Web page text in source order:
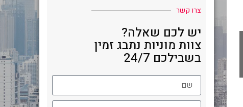
צרו קשר
יש לכם שאלה?
צוות מוניות נתבג זמין
בשבילכם 24/7